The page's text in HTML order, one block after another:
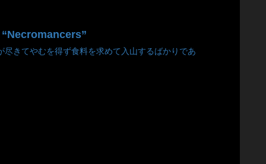
きてやむを得ず食料を求めて入山するばかりであ